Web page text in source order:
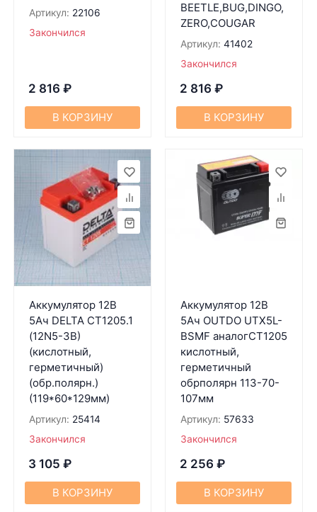
Артикул: 22106
Закончился
2 816 ₽
В КОРЗИНУ
BEETLE,BUG,DINGO,
ZERO,COUGAR
Артикул: 41402
Закончился
2 816 ₽
В КОРЗИНУ
Аккумулятор 12В
5Ач DELTA CT1205.1
(12N5-3B)
(кислотный,
герметичный)
(обр.полярн.)
(119*60*129мм)
Артикул: 25414
Закончился
3 105 ₽
В КОРЗИНУ
Аккумулятор 12В
5Ач OUTDO UTX5L-
BSMF aнaлогCT1205
кислотный,
герметичный
обрполярн 113-70-
107мм
Артикул: 57633
Закончился
2 256 ₽
В КОРЗИНУ